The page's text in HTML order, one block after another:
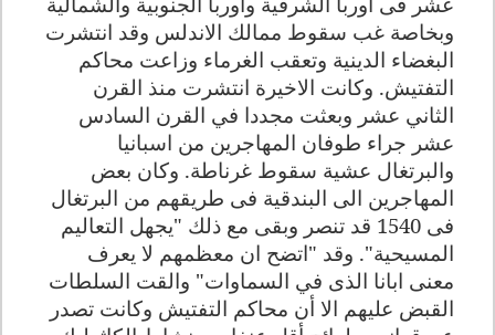
وبخاصة غب سقوط ممالك الاندلس وقد انتشرت
البغضاء الدينية وتعقب الغرماء وزاعت محاكم
التفتيش. وكانت الاخيرة انتشرت منذ القرن
الثاني عشر وبعثت مجددا في القرن السادس
عشر جراء طوفان المهاجرين من اسبانيا
والبرتغال عشية سقوط غرناطة. وكان بعض
المهاجرين الى البندقية فى طريقهم من البرتغال
فى 1540 قد تنصر وبقى مع ذلك "يجهل التعاليم
المسيحية". وقد "اتضح ان معظمهم لا يعرف
معنى ابانا الذى في السماوات" والقت السلطات
القبض عليهم الا أن محاكم التفتيش وكانت تصدر